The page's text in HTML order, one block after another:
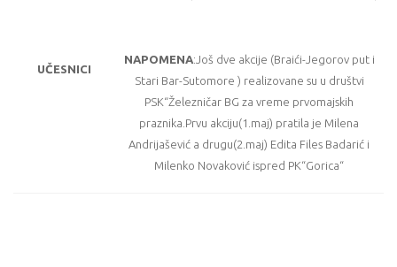
UČESNICI
NAPOMENA:Još dve akcije (Braići-Jegorov put i
Stari Bar-Sutomore ) realizovane su u društvi
PSK“Železničar BG za vreme prvomajskih
praznika.Prvu akciju(1.maj) pratila je Milena
Andrijašević a drugu(2.maj) Edita Files Badarić i
Milenko Novaković ispred PK“Gorica“